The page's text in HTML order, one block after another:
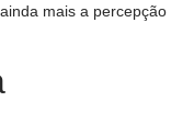
mais a percepção